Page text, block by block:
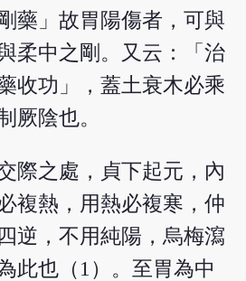
藥」故胃陽傷者，可與
柔中之剛。又云：「治
收功」，蓋土衰木必乘
厥陰也。
際之處，貞下起元，內
複熱，用熱必複寒，仲
逆，不用純陽，烏梅瀉
此也（1）。至胃為中